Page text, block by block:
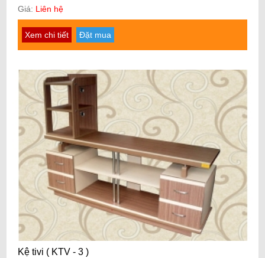
Giá: Liên hệ
Xem chi tiết Đặt mua
Kệ tivi ( KTV - 3 )